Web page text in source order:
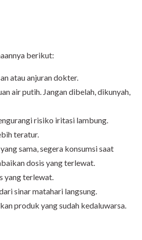
berikut:
atau anjuran dokter.
air putih. Jangan dibelah, dikunyah,
risiko iritasi lambung.
teratur.
sama, segera konsumsi saat
dosis yang terlewat.
yang terlewat.
sinar matahari langsung.
produk yang sudah kedaluwarsa.